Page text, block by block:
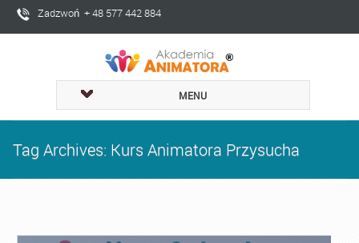
Zadzwoń + 48 577 442 884
MENU
Tag Archives: Kurs Animatora Przysucha